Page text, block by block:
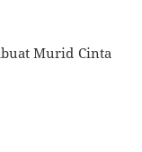
Murid Cinta